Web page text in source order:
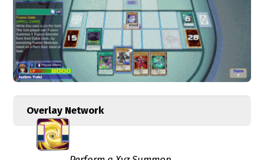
Overlay Network